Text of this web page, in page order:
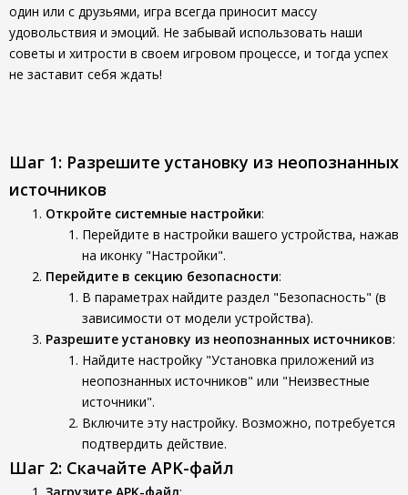
один или с друзьями, игра всегда приносит массу
удовольствия и эмоций. Не забывай использовать наши
советы и хитрости в своем игровом процессе, и тогда успех
не заставит себя ждать!
Шаг 1: Разрешите установку из неопознанных
источников
Откройте системные настройки:
Перейдите в настройки вашего устройства, нажав
на иконку "Настройки".
Перейдите в секцию безопасности:
В параметрах найдите раздел "Безопасность" (в
зависимости от модели устройства).
Разрешите установку из неопознанных источников:
Найдите настройку "Установка приложений из
неопознанных источников" или "Неизвестные
источники".
Включите эту настройку. Возможно, потребуется
подтвердить действие.
Шаг 2: Скачайте APK-файл